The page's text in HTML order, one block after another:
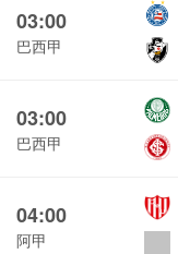
03:00
巴西甲
03:00
巴西甲
04:00
阿甲